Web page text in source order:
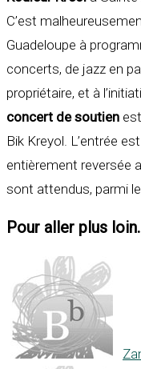
C’est
Guadeloupe à
concerts, de jazz en
propriétaire, et à
concert de soutien
Bik Kreyol. L’entrée
entièrement reversée
sont attendus, parmi
Pour aller plus